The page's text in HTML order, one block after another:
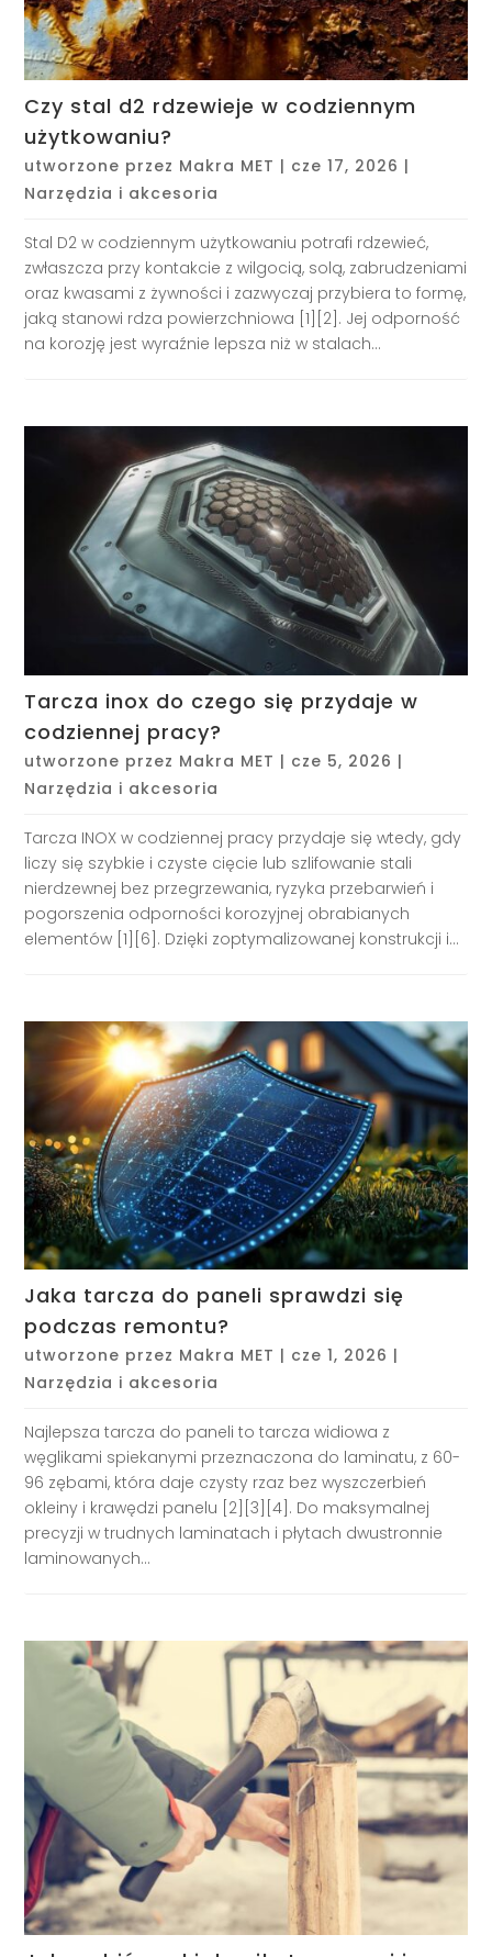
Czy stal d2 rdzewieje w codziennym
użytkowaniu?
utworzone przez Makra MET | cze 17, 2026 |
Narzędzia i akcesoria
Stal D2 w codziennym użytkowaniu potrafi rdzewieć,
zwłaszcza przy kontakcie z wilgocią, solą, zabrudzeniami
oraz kwasami z żywności i zazwyczaj przybiera to formę,
jaką stanowi rdza powierzchniowa [1][2]. Jej odporność
na korozję jest wyraźnie lepsza niż w stalach...
Tarcza inox do czego się przydaje w
codziennej pracy?
utworzone przez Makra MET | cze 5, 2026 |
Narzędzia i akcesoria
Tarcza INOX w codziennej pracy przydaje się wtedy, gdy
liczy się szybkie i czyste cięcie lub szlifowanie stali
nierdzewnej bez przegrzewania, ryzyka przebarwień i
pogorszenia odporności korozyjnej obrabianych
elementów [1][6]. Dzięki zoptymalizowanej konstrukcji i...
Jaka tarcza do paneli sprawdzi się
podczas remontu?
utworzone przez Makra MET | cze 1, 2026 |
Narzędzia i akcesoria
Najlepsza tarcza do paneli to tarcza widiowa z
węglikami spiekanymi przeznaczona do laminatu, z 60-
96 zębami, która daje czysty rzaz bez wyszczerbień
okleiny i krawędzi panelu [2][3][4]. Do maksymalnej
precyzji w trudnych laminatach i płytach dwustronnie
laminowanych...